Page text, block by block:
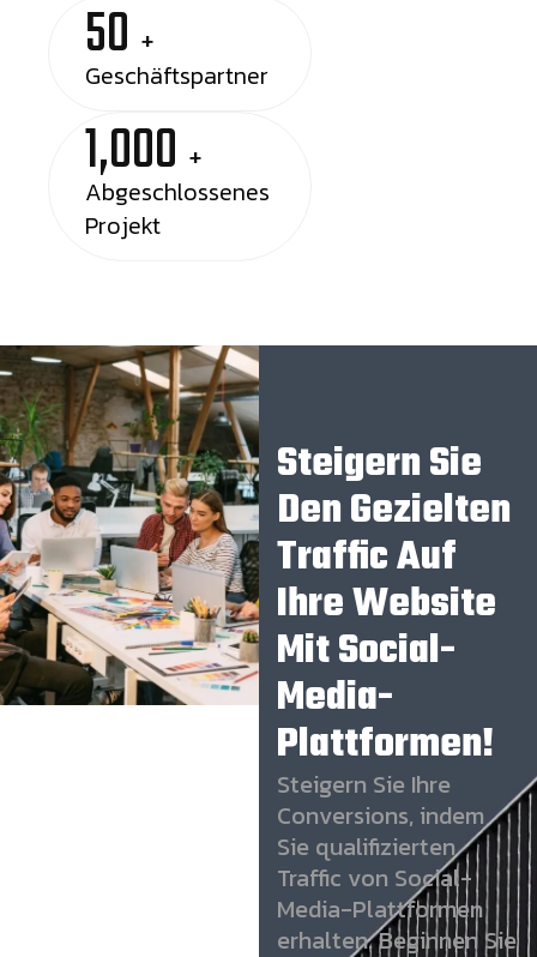
50 +
Geschäftspartner
1,000 +
Abgeschlossenes
Projekt
Steigern Sie
Den Gezielten
Traffic Auf
Ihre Website
Mit Social-
Media-
Plattformen!
Steigern Sie Ihre
Conversions, indem
Sie qualifizierten
Traffic von Social-
Media-Plattformen
erhalten. Beginnen Sie